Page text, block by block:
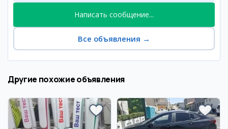
Написать сообщение...
Все объявления →
Другие похожие объявления